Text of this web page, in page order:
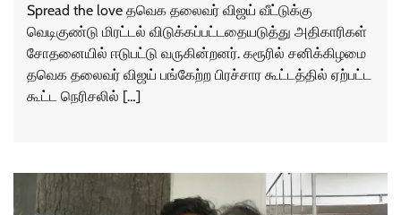
Spread the love தவெக தலைவர் விஜய் வீட்டுக்கு
வெடிகுண்டு மிரட்டல் விடுக்கப்பட்டதையடுத்து அதிகாரிகள்
சோதனையில் ஈடுபட்டு வருகின்றனர். கரூரில் சனிக்கிழமை
தவெக தலைவர் விஜய் பங்கேற்ற பிரச்சார கூட்டத்தில் ஏற்பட்ட
கூட்ட நெரிசலில் […]